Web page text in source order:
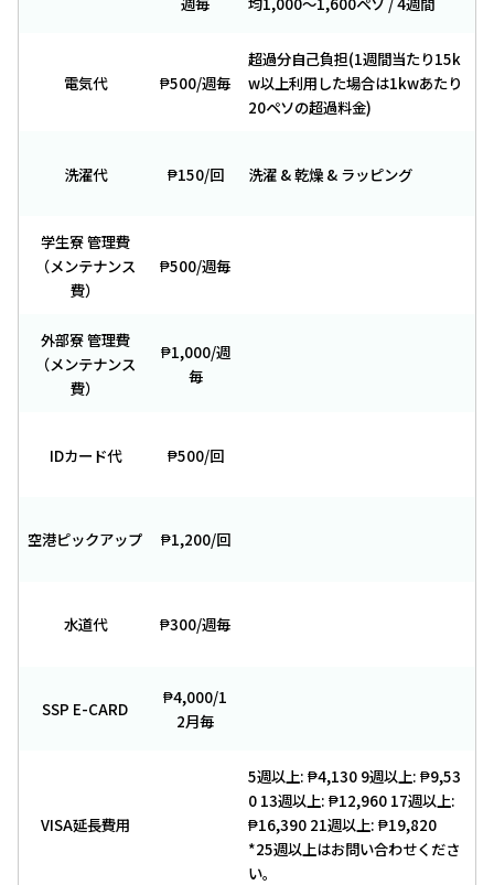
電気代 ₱500/週毎
超過分自己負担(1週間当たり15k
w以上利用した場合は1kwあたり
20ペソの超過料金)
洗濯代 ₱150/回 洗濯 & 乾燥 & ラッピング
学生寮 管理費
（メンテナンス
費）
₱500/週毎
外部寮 管理費
（メンテナンス
費）
₱1,000/週
毎
IDカード代 ₱500/回
空港ピックアップ ₱1,200/回
水道代 ₱300/週毎
SSP E-CARD
₱4,000/1
2月毎
VISA延長費用
5週以上: ₱4,130 9週以上: ₱9,53
0 13週以上: ₱12,960 17週以上:
₱16,390 21週以上: ₱19,820
*25週以上はお問い合わせくださ
い。